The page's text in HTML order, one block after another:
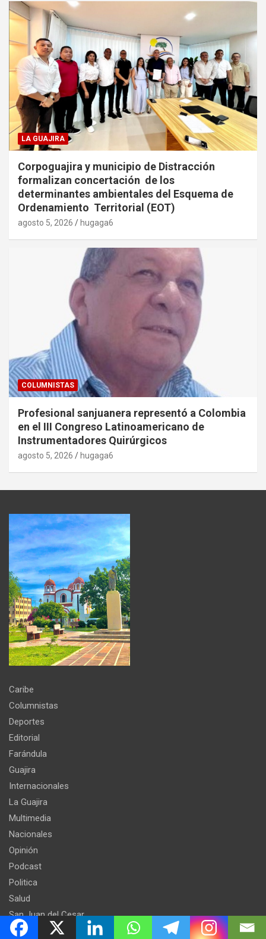
LA GUAJIRA
Corpoguajira y municipio de Distracción
formalizan concertación de los
determinantes ambientales del Esquema de
Ordenamiento Territorial (EOT)
agosto 5, 2026 hugaga6
COLUMNISTAS
Profesional sanjuanera representó a Colombia
en el III Congreso Latinoamericano de
Instrumentadores Quirúrgicos
agosto 5, 2026 hugaga6
Caribe
Columnistas
Deportes
Editorial
Farándula
Guajira
Internacionales
La Guajira
Multimedia
Nacionales
Opinión
Podcast
Politica
Salud
San Juan del Cesar
Sociales